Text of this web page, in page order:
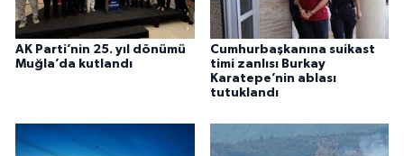
AK Parti’nin 25. yıl dönümü
Muğla’da kutlandı
Cumhurbaşkanına suikast
timi zanlısı Burkay
Karatepe’nin ablası
tutuklandı